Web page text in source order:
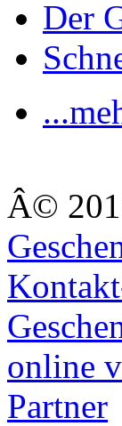
Der
Â©
online
Partner